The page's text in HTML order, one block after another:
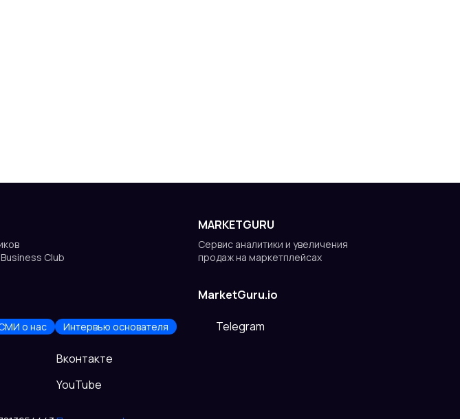
Club
о нас Интервью основателя
Вконтакте
YouTube
MARKETGURU
Сервис аналитики и увеличения
продаж на маркетплейсах
MarketGuru.io
Telegram